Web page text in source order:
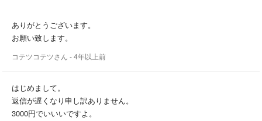
ありがとうございます。
お願い致します。
コテツコテツさん - 4年以上前
はじめまして。
返信が遅くなり申し訳ありません。
3000円でいいいですよ。